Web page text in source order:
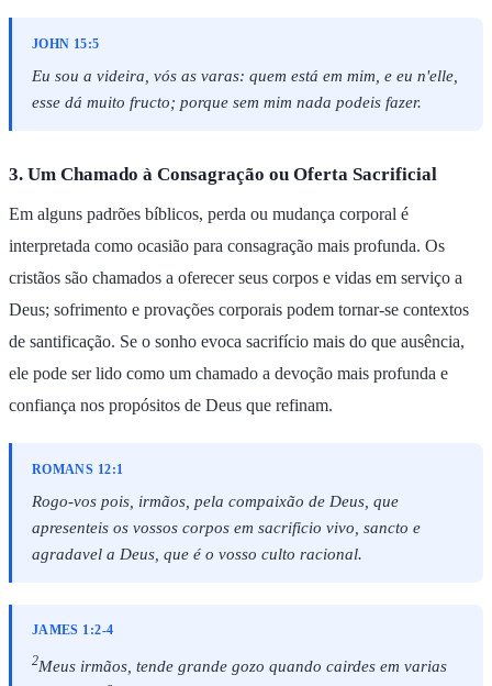
JOHN 15:5
Eu sou a videira, vós as varas: quem está em mim, e eu n'elle,
esse dá muito fructo; porque sem mim nada podeis fazer.
3. Um Chamado à Consagração ou Oferta Sacrificial
Em alguns padrões bíblicos, perda ou mudança corporal é
interpretada como ocasião para consagração mais profunda. Os
cristãos são chamados a oferecer seus corpos e vidas em serviço a
Deus; sofrimento e provações corporais podem tornar-se contextos
de santificação. Se o sonho evoca sacrifício mais do que ausência,
ele pode ser lido como um chamado a devoção mais profunda e
confiança nos propósitos de Deus que refinam.
ROMANS 12:1
Rogo-vos pois, irmãos, pela compaixão de Deus, que
apresenteis os vossos corpos em sacrificio vivo, sancto e
agradavel a Deus, que é o vosso culto racional.
JAMES 1:2-4
2Meus irmãos, tende grande gozo quando cairdes em varias